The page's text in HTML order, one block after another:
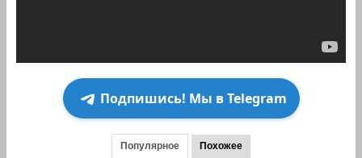
Подпишись! Мы в Telegram
Популярное Похожее